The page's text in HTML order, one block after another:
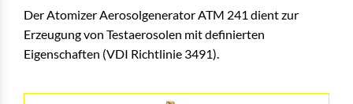
Der Atomizer Aerosolgenerator ATM 241 dient zur
Erzeugung von Testaerosolen mit definierten
Eigenschaften (VDI Richtlinie 3491).